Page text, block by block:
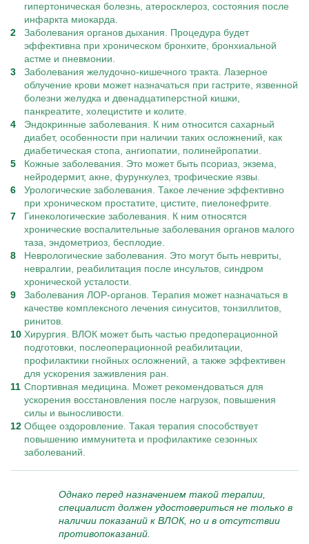
гипертоническая болезнь, атеросклероз, состояния после
инфаркта миокарда.
Заболевания органов дыхания. Процедура будет
эффективна при хроническом бронхите, бронхиальной
астме и пневмонии.
Заболевания желудочно-кишечного тракта. Лазерное
облучение крови может назначаться при гастрите, язвенной
болезни желудка и двенадцатиперстной кишки,
панкреатите, холецистите и колите.
Эндокринные заболевания. К ним относится сахарный
диабет, особенности при наличии таких осложнений, как
диабетическая стопа, ангиопатии, полинейропатии.
Кожные заболевания. Это может быть псориаз, экзема,
нейродермит, акне, фурункулез, трофические язвы.
Урологические заболевания. Такое лечение эффективно
при хроническом простатите, цистите, пиелонефрите.
Гинекологические заболевания. К ним относятся
хронические воспалительные заболевания органов малого
таза, эндометриоз, бесплодие.
Неврологические заболевания. Это могут быть невриты,
невралгии, реабилитация после инсультов, синдром
хронической усталости.
Заболевания ЛОР-органов. Терапия может назначаться в
качестве комплексного лечения синуситов, тонзиллитов,
ринитов.
Хирургия. ВЛОК может быть частью предоперационной
подготовки, послеоперационной реабилитации,
профилактики гнойных осложнений, а также эффективен
для ускорения заживления ран.
Спортивная медицина. Может рекомендоваться для
ускорения восстановления после нагрузок, повышения
силы и выносливости.
Общее оздоровление. Такая терапия способствует
повышению иммунитета и профилактике сезонных
заболеваний.
Однако перед назначением такой терапии,
специалист должен удостовериться не только в
наличии показаний к ВЛОК, но и в отсутствии
противопоказаний.